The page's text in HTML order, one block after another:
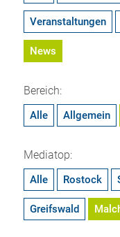
Veranstaltungen
News
Bereich:
Alle Allgemein
Mediatop:
Alle Rostock
Greifswald